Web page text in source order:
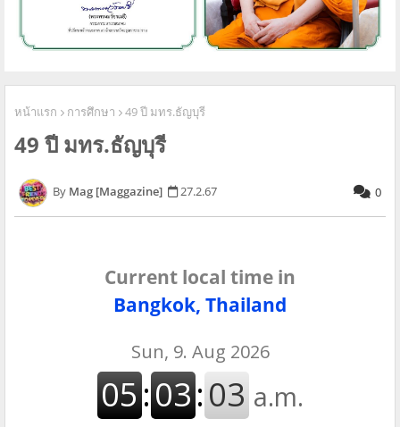
หน้าแรก การศึกษา 49 ปี มทร.ธัญบุรี
49 ปี มทร.ธัญบุรี
Mag [Maggazine] 27.2.67 0
Current local time in
Bangkok, Thailand